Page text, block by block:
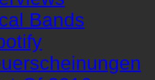
Bands